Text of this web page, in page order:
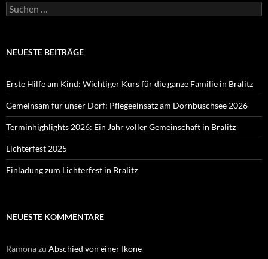
Suchen
nach:
NEUESTE BEITRÄGE
Erste Hilfe am Kind: Wichtiger Kurs für die ganze Familie in Bralitz
Gemeinsam für unser Dorf: Pflegeeinsatz am Dornbuschsee 2026
Terminhighlights 2026: Ein Jahr voller Gemeinschaft in Bralitz
Lichterfest 2025
Einladung zum Lichterfest in Bralitz
NEUESTE KOMMENTARE
Ramonazu Abschied von einer Ikone